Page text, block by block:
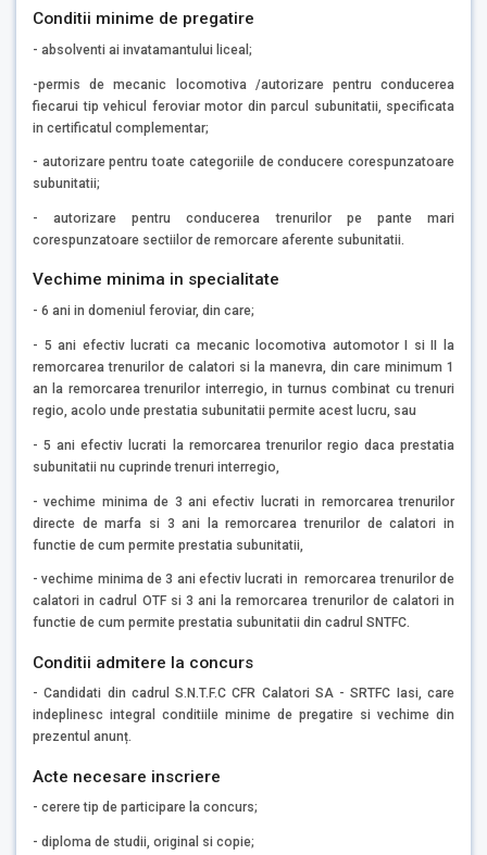
Conditii minime de pregatire
- absolventi ai invatamantului liceal;
-permis de mecanic locomotiva /autorizare pentru conducerea
fiecarui tip vehicul feroviar motor din parcul subunitatii, specificata
in certificatul complementar;
- autorizare pentru toate categoriile de conducere corespunzatoare
subunitatii;
- autorizare pentru conducerea trenurilor pe pante mari
corespunzatoare sectiilor de remorcare aferente subunitatii.
Vechime minima in specialitate
- 6 ani in domeniul feroviar, din care;
- 5 ani efectiv lucrati ca mecanic locomotiva automotor I si II la
remorcarea trenurilor de calatori si la manevra, din care minimum 1
an la remorcarea trenurilor interregio, in turnus combinat cu trenuri
regio, acolo unde prestatia subunitatii permite acest lucru, sau
- 5 ani efectiv lucrati la remorcarea trenurilor regio daca prestatia
subunitatii nu cuprinde trenuri interregio,
- vechime minima de 3 ani efectiv lucrati in remorcarea trenurilor
directe de marfa si 3 ani la remorcarea trenurilor de calatori in
functie de cum permite prestatia subunitatii,
- vechime minima de 3 ani efectiv lucrati in remorcarea trenurilor de
calatori in cadrul OTF si 3 ani la remorcarea trenurilor de calatori in
functie de cum permite prestatia subunitatii din cadrul SNTFC.
Conditii admitere la concurs
- Candidati din cadrul S.N.T.F.C CFR Calatori SA - SRTFC Iasi, care
indeplinesc integral conditiile minime de pregatire si vechime din
prezentul anunț.
Acte necesare inscriere
- cerere tip de participare la concurs;
- diploma de studii, original si copie;